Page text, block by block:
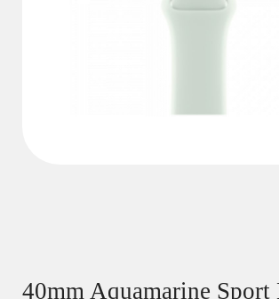
40mm Aquamarine Sport